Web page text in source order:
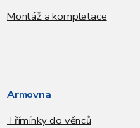
Montáž a kompletace
Armovna
Třímínky do věnců